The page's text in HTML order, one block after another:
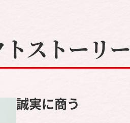
ストーリ
誠実に商う